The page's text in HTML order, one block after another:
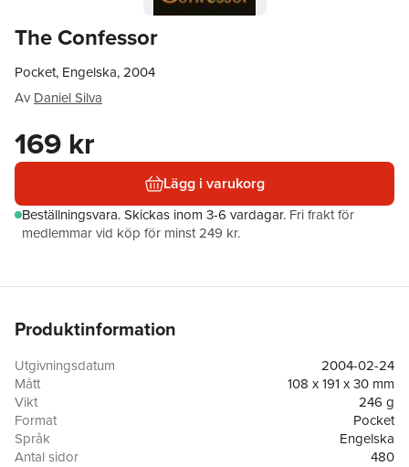
The Confessor
Pocket, Engelska, 2004
Av Daniel Silva
169 kr
Lägg i varukorg
Beställningsvara.Skickas inom 3-6 vardagar. Fri frakt för
medlemmar vid köp för minst 249 kr.
Produktinformation
Utgivningsdatum
2004-02-24
Mått
108 x 191 x 30 mm
Vikt
246 g
Format
Pocket
Språk
Engelska
Antal sidor
480